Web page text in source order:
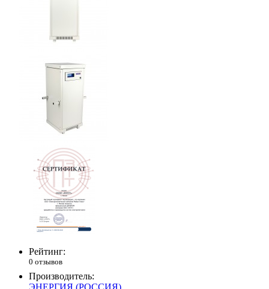
Рейтинг:
0 отзывов
Производитель:
ЭНЕРГИЯ (РОССИЯ)